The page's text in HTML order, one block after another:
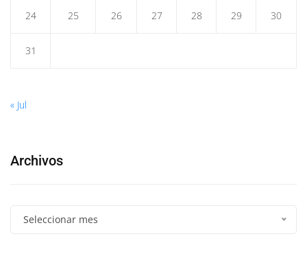
24 25 26 27 28 29 30
31
« Jul
Archivos
Seleccionar mes